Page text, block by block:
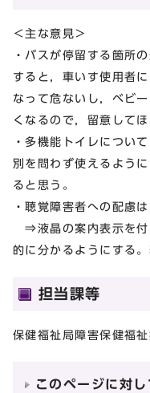
＜主な意見＞
・バスが停留する箇所
すると，車いす使用者
なって危ないし，ベビ
くなるので，留意してほ
・多機能トイレについ
別を問わず使えるよう
ると思う。
・聴覚障害者への配慮
⇒液晶の案内表示を付
的に分かるようにする
担当課等
保健福祉局障害保健福
このページに対